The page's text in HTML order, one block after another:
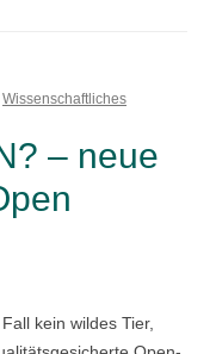
Wissenschaftliches
– neue
kein wildes Tier,